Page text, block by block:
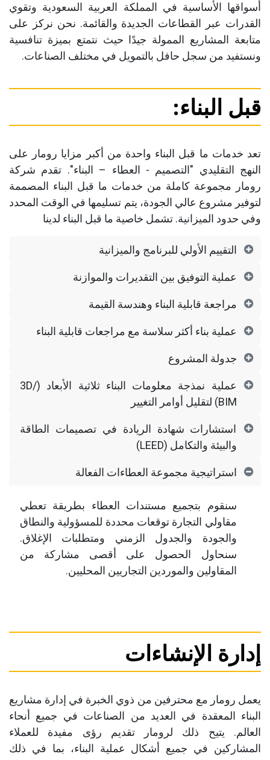
أسواقها الأساسية في المملكة العربية السعودية وتقوي
القدرات عبر القطاعات الجديدة والقائمة. نحن نركز على
متابعة المشاريع الممولة جيدًا حيث نتمتع بميزة تنافسية
ونستفيد من سجل حافل بالتمويل في مختلف الصناعات.
قبل البناء:
تعد خدمات ما قبل البناء واحدة من أكبر مزايا رومار على
النهج التقليدي "التصميم - العطاء – البناء". تقدم شركة
رومار مجموعة كاملة من خدمات ما قبل البناء المصممة
لتوفير مشروع عالي الجودة، يتم تسليمها في الوقت المحدد
وفي حدود الميزانية. تشمل خاصية ما قبل البناء لدينا
التقييم الأولي للبرنامج والميزانية
عملية التوفيق بين التقديرات والموازنة
مراجعة قابلية البناء وهندسة القيمة
عملية بناء أكثر سلاسة مع مراجعات قابلية البناء
جدولة المشروع
عملية نمذجة معلومات البناء ثلاثية الأبعاد (3D/
BIM) لتقليل أوامر التغيير
استشارات شهادة الريادة في تصميمات الطاقة
والبيئة والتكامل (LEED)
استراتيجية مجموعة العطاءات الفعالة
سنقوم بتجميع مستندات العطاء بطريقة تعطي
مقاولي التجارة توقعات محددة للمسؤولية والنطاق
والجودة والجدول الزمني ومتطلبات الإغلاق.
سنحاول الحصول على أقصى مشاركة من
المقاولين والموردين التجاريين المحليين.
إدارة الإنشاءات
يعمل رومار مع محترفين من ذوي الخبرة في إدارة مشاريع
البناء المعقدة في العديد من الصناعات في جميع أنحاء
العالم. يتيح ذلك لرومار تقديم رؤى مفيدة للعملاء
المشاركين في جميع أشكال عملية البناء، بما في ذلك